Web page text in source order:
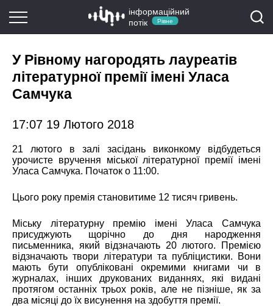
інформаційний
потік
Рівне
У Рівному нагородять лауреатів
літературної премії імені Уласа
Самчука
17:07 19 Лютого 2018
21 лютого в залі засідань виконкому відбудеться
урочисте вручення міської літературної премії імені
Уласа Самчука. Початок о 11:00.
Цього року премія становитиме 12 тисяч гривень.
Міську літературну премію імені Уласа Самчука
присуджують щорічно до дня народження
письменника, який відзначають 20 лютого. Премією
відзначають твори літератури та публіцистики. Вони
мають бути опубліковані окремими книгами чи в
журналах, інших друкованих виданнях, які видані
протягом останніх трьох років, але не пізніше, як за
два місяці до їх висунення на здобуття премії.